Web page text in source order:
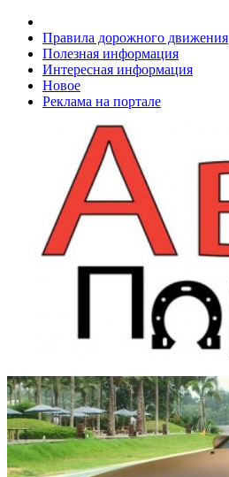
Правила дорожного движения
Полезная информация
Интересная информация
Новое
Реклама на портале